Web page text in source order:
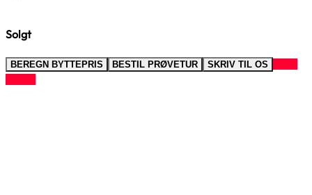
Solgt
BEREGN BYTTEPRIS BESTIL PRØVETUR SKRIV TIL OS